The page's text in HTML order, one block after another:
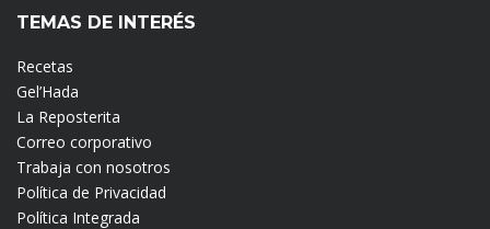
TEMAS DE INTERÉS
Recetas
Gel’Hada
La Reposterita
Correo corporativo
Trabaja con nosotros
Política de Privacidad
Política Integrada